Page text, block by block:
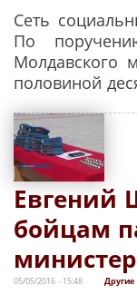
Сеть
По
Молдавского
половиной
Евгений
бойцам
05/05/2016 - 15:48